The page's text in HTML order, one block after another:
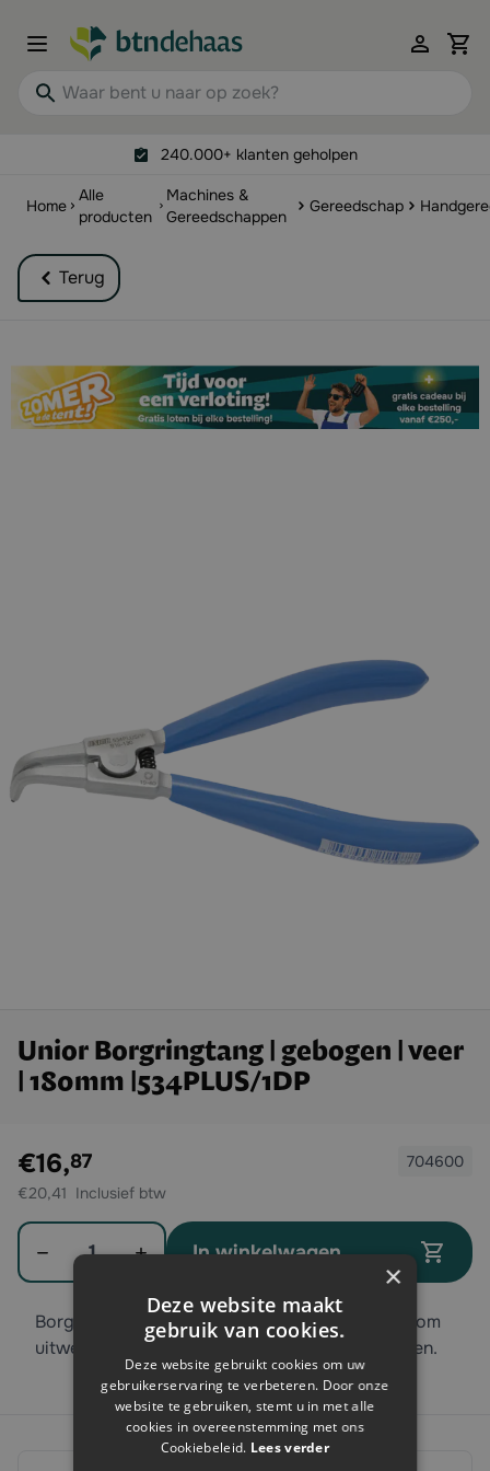
Waar bent u naar op zoek?
240.000+ klanten geholpen
Home
Alle
producten
Machines &
Gereedschappen
Gereedschap
Terug
Unior Borgringtang | gebogen | veer
| 180mm |534PLUS/1DP
Exclusief btw:
€16,87
€20,41
704600
Aantal
In winkelwagen
Borgringtang met veer van Unior. Erg geschikt om
uitwendige borgveren te plaatsen of verwijderen.
×
Deze website maakt
gebruik van cookies.
Deze website gebruikt cookies om uw
gebruikerservaring te verbeteren. Door onze
website te gebruiken, stemt u in met alle
cookies in overeenstemming met ons
Cookiebeleid. Lees verder